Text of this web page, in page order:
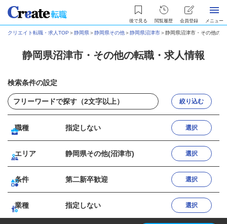
後で見る 閲覧履歴 会員登録 メニュー
クリエイト転職・求人TOP ＞静岡県＞静岡県その他＞静岡県沼津市＞静岡県沼津市・その他の
静岡県沼津市・その他の転職・求人情報
検索条件の設定
絞り込む
職種 指定しない 選択
エリア 静岡県その他(沼津市) 選択
条件 第二新卒歓迎 選択
業種 指定しない 選択